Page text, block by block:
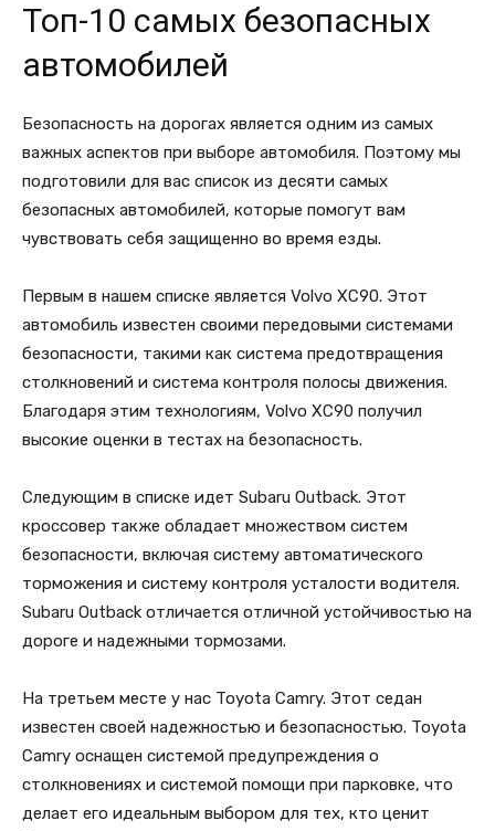
Топ-10 самых безопасных
автомобилей
Безопасность на дорогах является одним из самых
важных аспектов при выборе автомобиля. Поэтому мы
подготовили для вас список из десяти самых
безопасных автомобилей, которые помогут вам
чувствовать себя защищенно во время езды.
Первым в нашем списке является Volvo XC90. Этот
автомобиль известен своими передовыми системами
безопасности, такими как система предотвращения
столкновений и система контроля полосы движения.
Благодаря этим технологиям, Volvo XC90 получил
высокие оценки в тестах на безопасность.
Следующим в списке идет Subaru Outback. Этот
кроссовер также обладает множеством систем
безопасности, включая систему автоматического
торможения и систему контроля усталости водителя.
Subaru Outback отличается отличной устойчивостью на
дороге и надежными тормозами.
На третьем месте у нас Toyota Camry. Этот седан
известен своей надежностью и безопасностью. Toyota
Camry оснащен системой предупреждения о
столкновениях и системой помощи при парковке, что
делает его идеальным выбором для тех, кто ценит